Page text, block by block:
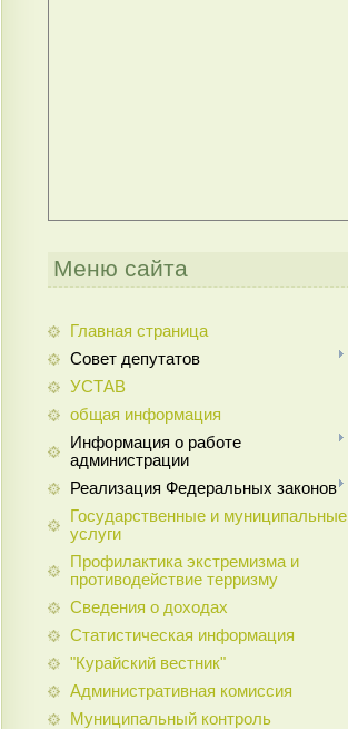
Меню сайта
Главная страница
Совет депутатов
УСТАВ
общая информация
Информация о работе
администрации
Реализация Федеральных законов
Государственные и муниципальные
услуги
Профилактика экстремизма и
противодействие терризму
Сведения о доходах
Статистическая информация
"Курайский вестник"
Административная комиссия
Муниципальный контроль